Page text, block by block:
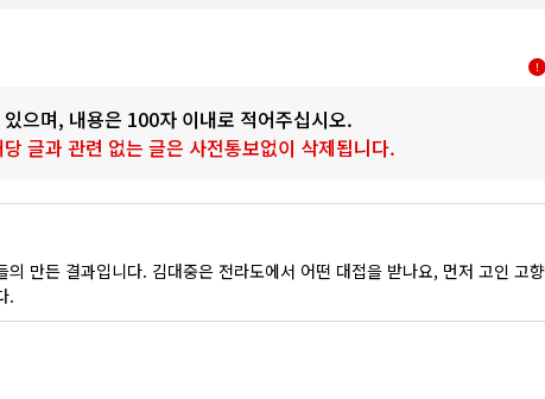
으며, 내용은 100자 이내로 적어주십시오.
글과 관련 없는 글은 사전통보없이 삭제됩니다.
만든 결과입니다. 김대중은 전라도에서 어떤 대접을 받나요, 먼저 고인 고
.